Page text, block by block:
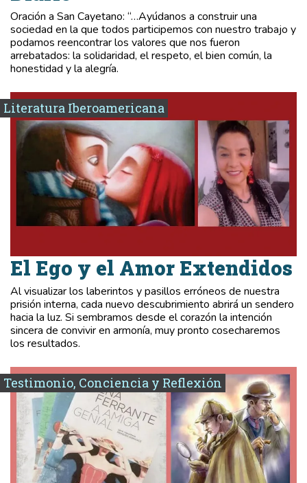
Oración a San Cayetano: “…Ayúdanos a construir una
sociedad en la que todos participemos con nuestro trabajo y
podamos reencontrar los valores que nos fueron
arrebatados: la solidaridad, el respeto, el bien común, la
honestidad y la alegría.
Literatura Iberoamericana
El Ego y el Amor Extendidos
Al visualizar los laberintos y pasillos erróneos de nuestra
prisión interna, cada nuevo descubrimiento abrirá un sendero
hacia la luz. Si sembramos desde el corazón la intención
sincera de convivir en armonía, muy pronto cosecharemos
los resultados.
Testimonio, Conciencia y Reflexión